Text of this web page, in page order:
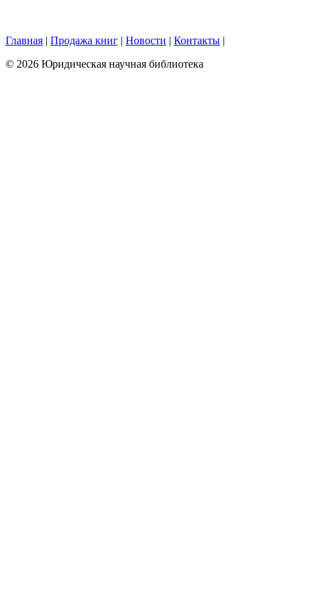
Главная | Продажа книг | Новости | Контакты |
© 2026 Юридическая научная библиотека